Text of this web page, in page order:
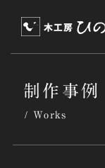
制作事例
Works